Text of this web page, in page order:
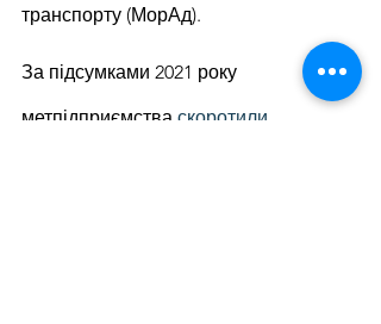
транспорту (МорАд).
За підсумками 2021 року
метпідприємства скоротили